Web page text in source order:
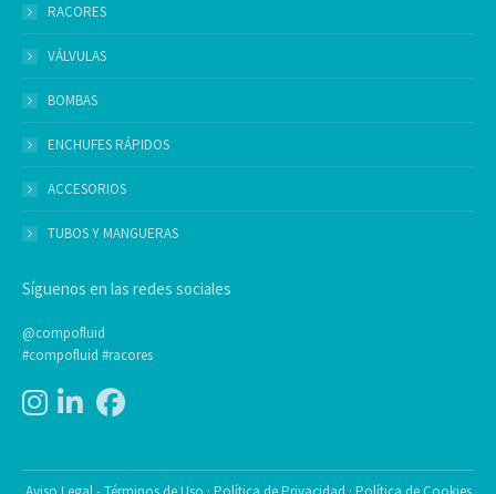
RACORES
VÁLVULAS
BOMBAS
ENCHUFES RÁPIDOS
ACCESORIOS
TUBOS Y MANGUERAS
Síguenos en las redes sociales
@compofluid
#compofluid #racores